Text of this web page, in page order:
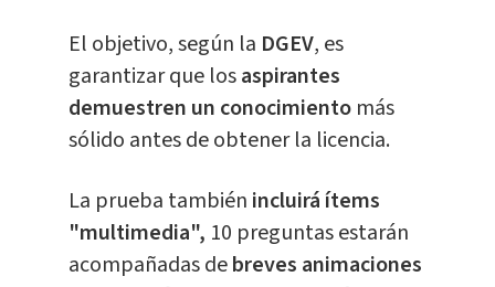
El objetivo, según la DGEV, es
garantizar que losaspirantes
demuestren un conocimientomás
sólido antes de obtener la licencia.
La prueba también incluirá ítems
"multimedia", 10 preguntas estarán
acompañadas debreves animaciones